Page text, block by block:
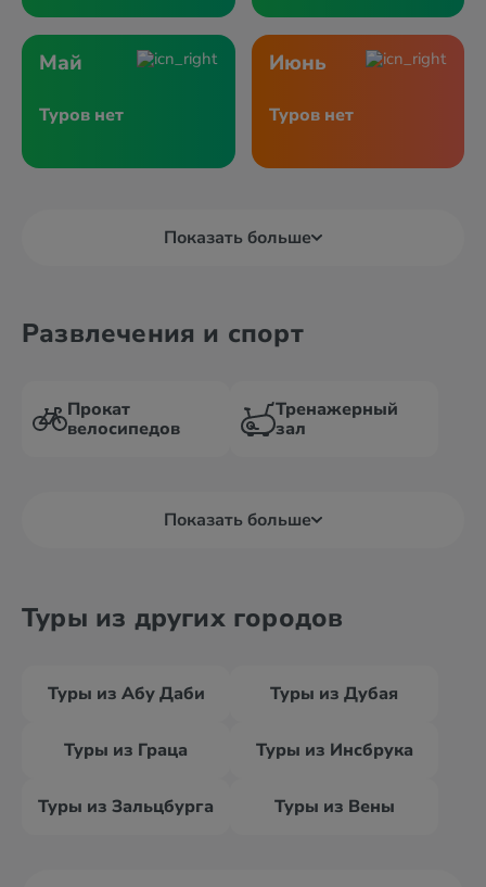
Май
Туров нет
Июнь
Туров нет
Показать больше
Развлечения и спорт
Прокат
велосипедов
Тренажерный
зал
Показать больше
Туры из других городов
Туры из Абу Даби Туры из Дубая
Туры из Граца Туры из Инсбрука
Туры из Зальцбурга Туры из Вены